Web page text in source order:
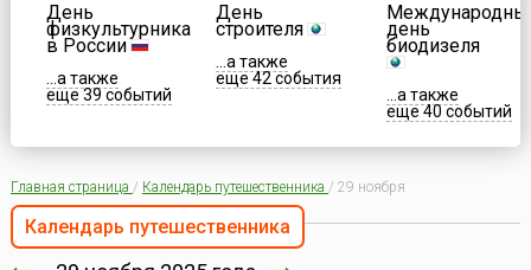
День
физкультурника
в России
...а также
еще 39 событий
День
строителя
...а также
еще 42 события
день
биодизеля
...а также
еще 40 событий
Главная страница / Календарь путешественника / 29 ноября
Календарь путешественника